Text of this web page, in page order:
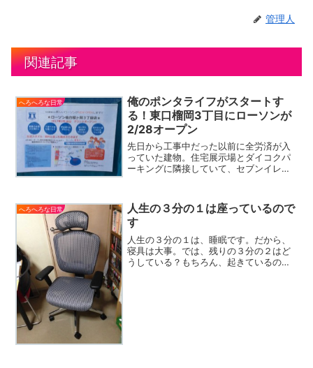
管理人
関連記事
へろへろな日常
俺のポンタライフがスタートす
る！東口榴岡3丁目にローソンが
2/28オープン
先日から工事中だった以前に全労済が入
っていた建物。住宅展示場とダイコクパ
ーキングに隣接していて、セブンイレブ
と思っていました。マジか！待ち望んで
いたローソンが近所に出来...
へろへろな日常
人生の３分の１は座っているので
す
人生の３分の１は、睡眠です。だから、
寝具は大事。では、残りの３分の２はど
うしている？もちろん、起きているのだ